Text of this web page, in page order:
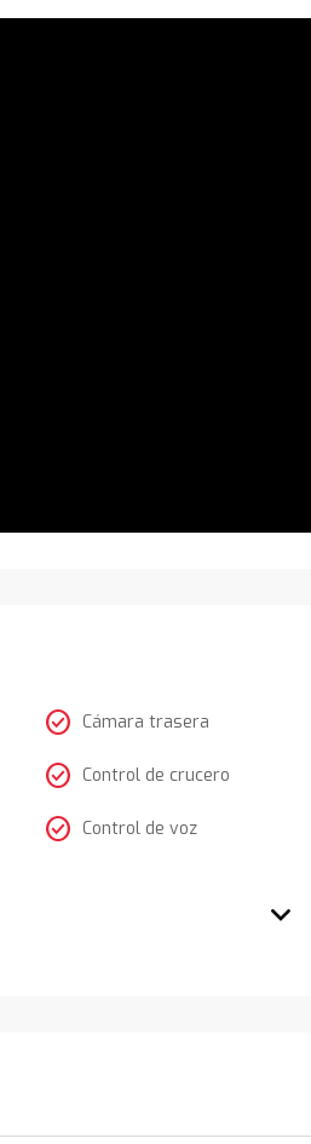
check_circle Cámara trasera
check_circle Control de crucero
check_circle Control de voz